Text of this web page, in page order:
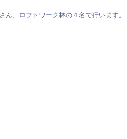
、ロフトワーク林の４名で行います。